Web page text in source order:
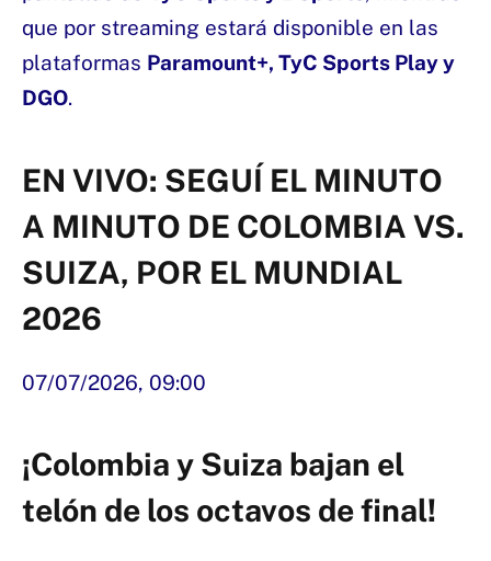
que por streaming estará disponible en las
plataformas Paramount+, TyC Sports Play y
DGO.
EN VIVO: SEGUÍ EL MINUTO
A MINUTO DE COLOMBIA VS.
SUIZA, POR EL MUNDIAL
2026
07/07/2026, 09:00
¡Colombia y Suiza bajan el
telón de los octavos de final!